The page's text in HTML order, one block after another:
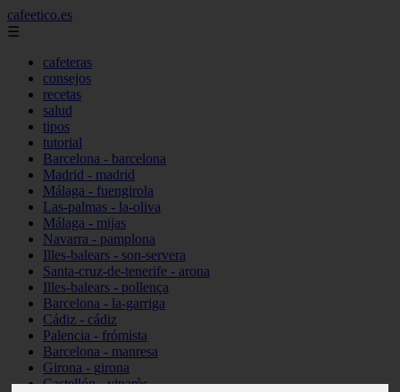
cafeetico.es
☰
cafeteras
consejos
recetas
salud
tipos
tutorial
Barcelona - barcelona
Madrid - madrid
Málaga - fuengirola
Las-palmas - la-oliva
Málaga - mijas
Navarra - pamplona
Illes-balears - son-servera
Santa-cruz-de-tenerife - arona
Illes-balears - pollença
Barcelona - la-garriga
Cádiz - cádiz
Palencia - frómista
Barcelona - manresa
Girona - girona
Castellón - vinaròs